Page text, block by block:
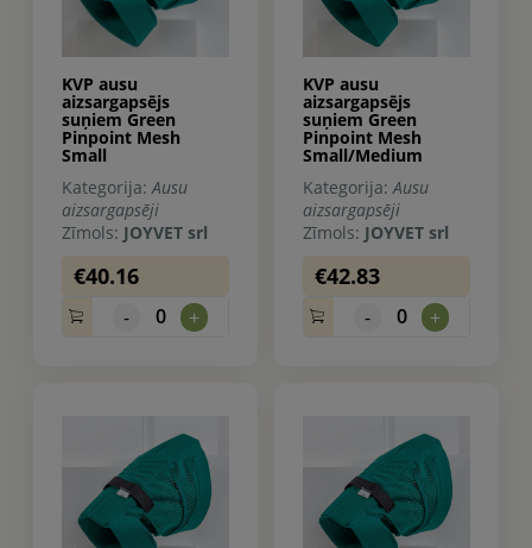
KVP ausu
aizsargapsējs
suņiem Green
Pinpoint Mesh
Small
Kategorija:Ausu
aizsargapsēji
Zīmols: JOYVET srl
€40.16
- 0 +
KVP ausu
aizsargapsējs
suņiem Green
Pinpoint Mesh
Small/Medium
Kategorija:Ausu
aizsargapsēji
Zīmols: JOYVET srl
€42.83
- 0 +